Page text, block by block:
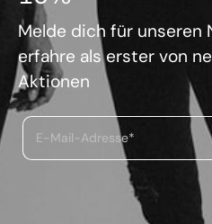
Melde dich für unseren
erfahre als erster von
Aktionen
E-Mail-Adresse*